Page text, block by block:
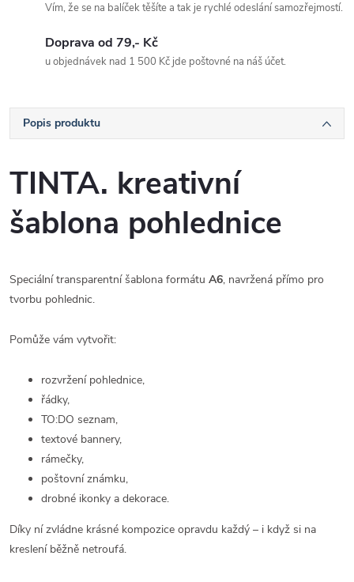
Vím, že se na balíček těšíte a tak je rychlé odeslání samozřejmostí.
Doprava od 79,- Kč
u objednávek nad 1 500 Kč jde poštovné na náš účet.
Popis produktu
TINTA. kreativní
šablona pohlednice
Speciální transparentní šablona formátu A6, navržená přímo pro
tvorbu pohlednic.
Pomůže vám vytvořit:
rozvržení pohlednice,
řádky,
TO:DO seznam,
textové bannery,
rámečky,
poštovní známku,
drobné ikonky a dekorace.
Díky ní zvládne krásné kompozice opravdu každý – i když si na
kreslení běžně netroufá.